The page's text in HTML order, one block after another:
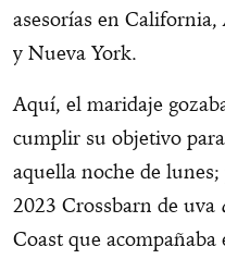
asesorías en
y Nueva York.
Aquí, el maridaje
cumplir su objetivo
aquella noche de
2023 Crossbarn de uva
Coast que